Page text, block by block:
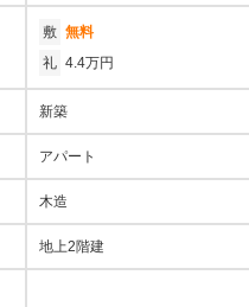
敷 無料
礼 4.4万円
新築
アパート
木造
地上2階建